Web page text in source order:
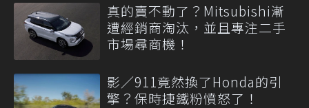
真的賣不動了？Mitsubishi漸
遭經銷商淘汰，並且專注二手
市場尋商機！
影／911竟然換了Honda的引
擎？保時捷鐵粉憤怒了！